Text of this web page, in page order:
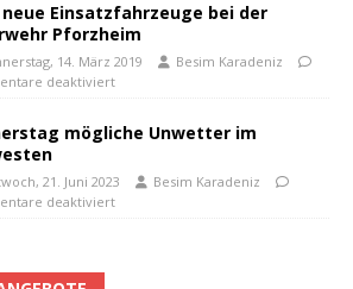
neue Einsatzfahrzeuge bei der
Pforzheim
14. März 2019
Besim Karadeniz
deaktiviert
mögliche Unwetter im
21. Juni 2023
Besim Karadeniz
deaktiviert